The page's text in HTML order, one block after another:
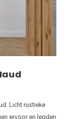
Licht rustieke
ervoor en legden